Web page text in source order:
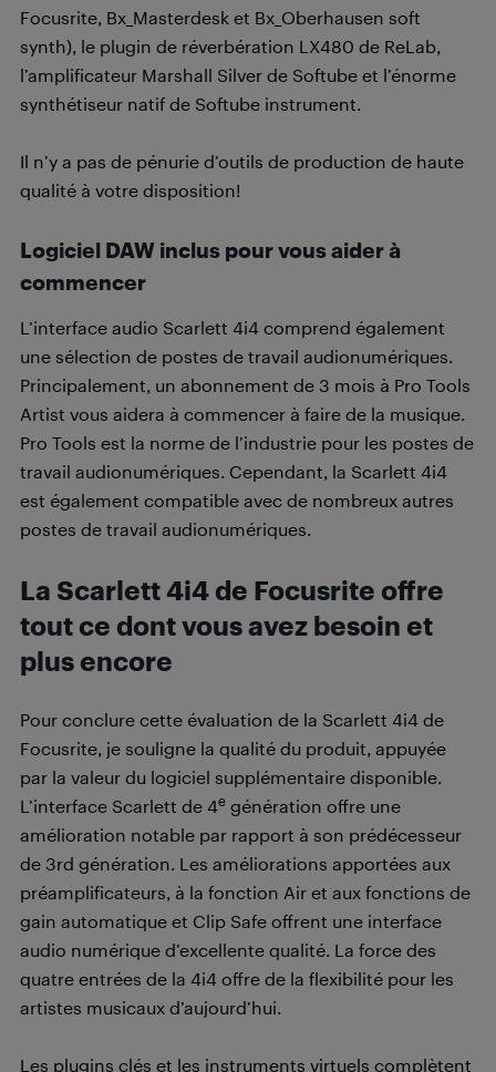
Focusrite, Bx_Masterdesk et Bx_Oberhausen soft
synth), le plugin de réverbération LX480 de ReLab,
l’amplificateur Marshall Silver de Softube et l’énorme
synthétiseur natif de Softube instrument.
Il n’y a pas de pénurie d’outils de production de haute
qualité à votre disposition!
Logiciel DAW inclus pour vous aider à
commencer
L’interface audio Scarlett 4i4 comprend également
une sélection de postes de travail audionumériques.
Principalement, un abonnement de 3 mois à Pro Tools
Artist vous aidera à commencer à faire de la musique.
Pro Tools est la norme de l’industrie pour les postes de
travail audionumériques. Cependant, la Scarlett 4i4
est également compatible avec de nombreux autres
postes de travail audionumériques.
La Scarlett 4i4 de Focusrite offre
tout ce dont vous avez besoin et
plus encore
Pour conclure cette évaluation de la Scarlett 4i4 de
Focusrite, je souligne la qualité du produit, appuyée
par la valeur du logiciel supplémentaire disponible.
L’interface Scarlett de 4e génération offre une
amélioration notable par rapport à son prédécesseur
de 3rd génération. Les améliorations apportées aux
préamplificateurs, à la fonction Air et aux fonctions de
gain automatique et Clip Safe offrent une interface
audio numérique d’excellente qualité. La force des
quatre entrées de la 4i4 offre de la flexibilité pour les
artistes musicaux d’aujourd’hui.
Les plugins clés et les instruments virtuels complètent